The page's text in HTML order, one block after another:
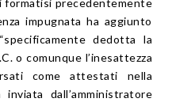
formatisi precedentemente
impugnata ha aggiunto
dedotta la
o comunque l’inesattezza
come attestati nella
dall’amministratore